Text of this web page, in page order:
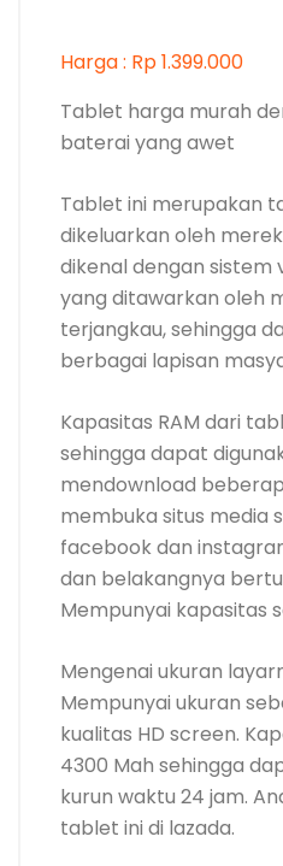
Harga : Rp 1.399.000
Tablet harga murah
baterai yang awet
Tablet ini merupakan
dikeluarkan oleh
dikenal dengan sistem
yang ditawarkan oleh
terjangkau, sehingga
berbagai lapisan
Kapasitas RAM dari
sehingga dapat
mendownload
membuka situs media
facebook dan
dan belakangnya
Mempunyai kapasitas
Mengenai ukuran
Mempunyai ukuran
kualitas HD screen.
4300 Mah sehingga
kurun waktu 24 jam.
tablet ini di lazada.